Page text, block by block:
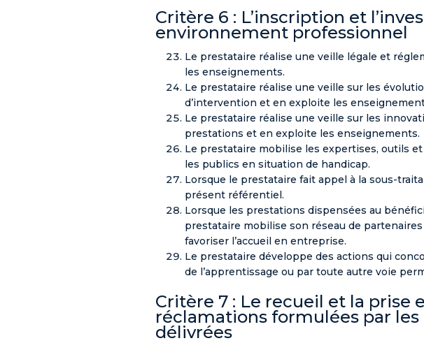
Critère 6 : L’inscription et
environnement professionnel
Le prestataire réalise une veille légale et
les enseignements.
Le prestataire réalise une veille sur les
d’intervention et en exploite les
Le prestataire réalise une veille sur les
prestations et en exploite les enseignements.
Le prestataire mobilise les expertises, outils
les publics en situation de handicap.
Lorsque le prestataire fait appel à la sous-
présent référentiel.
Lorsque les prestations dispensées au
prestataire mobilise son réseau de
favoriser l’accueil en entreprise.
Le prestataire développe des actions qui
de l’apprentissage ou par toute autre voie
Critère 7 : Le recueil et la prise
réclamations formulées par
délivrées